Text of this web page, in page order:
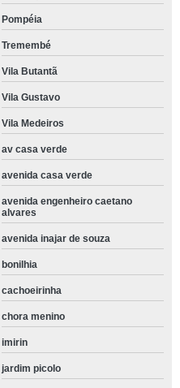
Pompéia
Tremembé
Vila Butantã
Vila Gustavo
Vila Medeiros
av casa verde
avenida casa verde
avenida engenheiro caetano
alvares
avenida inajar de souza
bonilhia
cachoeirinha
chora menino
imirin
jardim picolo